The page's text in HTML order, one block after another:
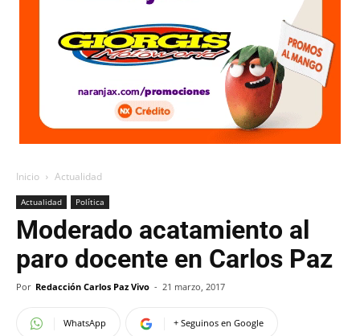
Inicio Actualidad
Actualidad Política
Moderado acatamiento al
paro docente en Carlos Paz
Por Redacción Carlos Paz Vivo - 21 marzo, 2017
WhatsApp + Seguinos en Google